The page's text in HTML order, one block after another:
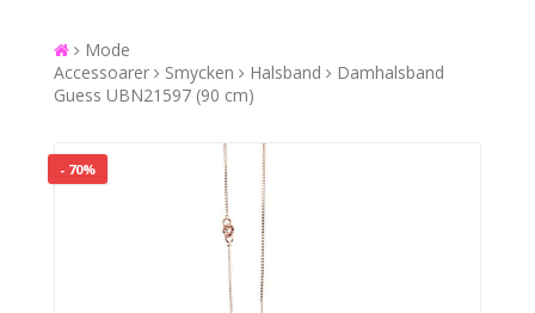
Mode
Accessoarer
Smycken Halsband
Damhalsband
Guess UBN21597 (90 cm)
- 70%